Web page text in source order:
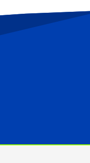
ի
ունեցած